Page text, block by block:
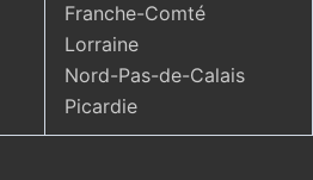
Franche-Comté
Lorraine
Nord-Pas-de-Calais
Picardie